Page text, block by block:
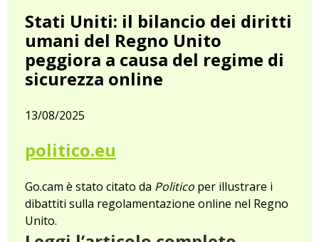
Stati Uniti: il bilancio dei diritti
umani del Regno Unito
peggiora a causa del regime di
sicurezza online
13/08/2025
politico.eu
Go.cam è stato citato da Politico per illustrare i
dibattiti sulla regolamentazione online nel Regno
Unito.